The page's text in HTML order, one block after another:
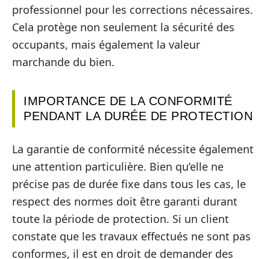
professionnel pour les corrections nécessaires.
Cela protège non seulement la sécurité des
occupants, mais également la valeur
marchande du bien.
IMPORTANCE DE LA CONFORMITÉ
PENDANT LA DURÉE DE PROTECTION
La garantie de conformité nécessite également
une attention particulière. Bien qu’elle ne
précise pas de durée fixe dans tous les cas, le
respect des normes doit être garanti durant
toute la période de protection. Si un client
constate que les travaux effectués ne sont pas
conformes, il est en droit de demander des